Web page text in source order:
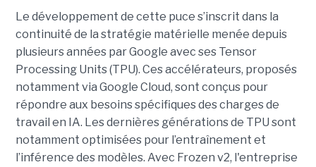
Le développement de cette puce s’inscrit dans la
continuité de la stratégie matérielle menée depuis
plusieurs années par Google avec ses Tensor
Processing Units (TPU). Ces accélérateurs, proposés
notamment via Google Cloud, sont conçus pour
répondre aux besoins spécifiques des charges de
travail en IA. Les dernières générations de TPU sont
notamment optimisées pour l’entraînement et
l’inférence des modèles. Avec Frozen v2, l'entreprise